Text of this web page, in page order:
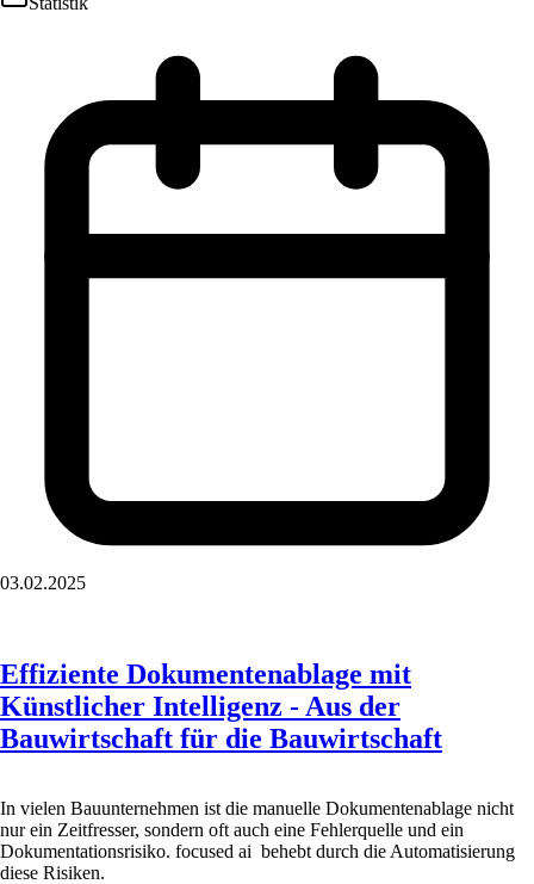
03.02.2025
Effiziente Dokumentenablage mit
Künstlicher Intelligenz - Aus der
Bauwirtschaft für die Bauwirtschaft
In vielen Bauunternehmen ist die manuelle Dokumentenablage nicht
nur ein Zeitfresser, sondern oft auch eine Fehlerquelle und ein
Dokumentationsrisiko. focused ai behebt durch die Automatisierung
diese Risiken.